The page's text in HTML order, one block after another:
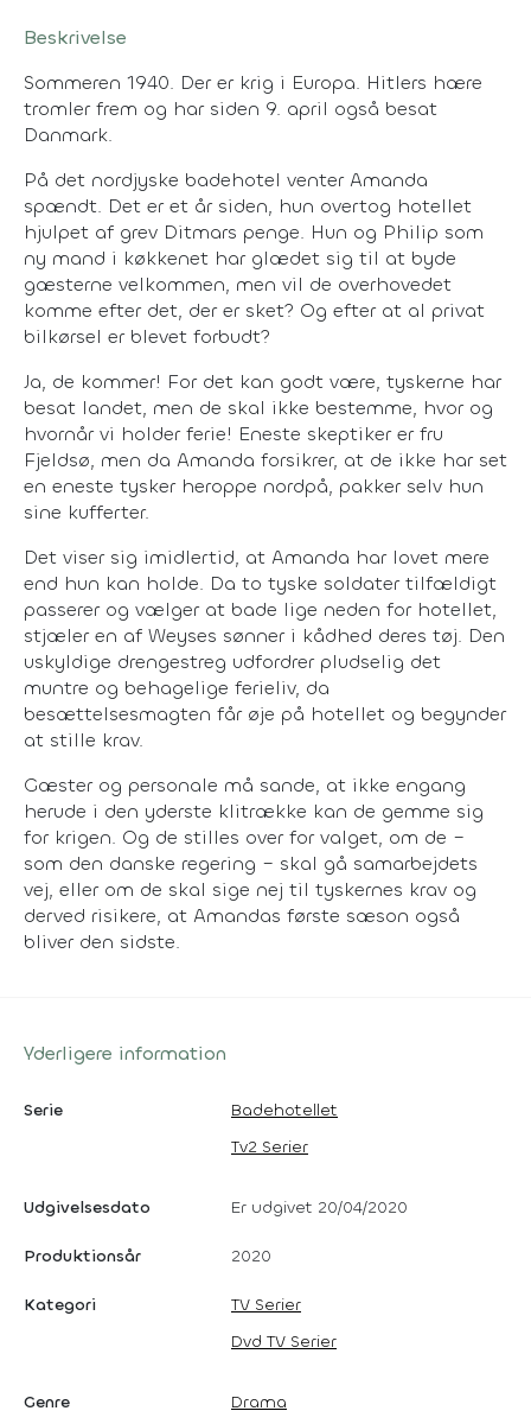
Beskrivelse
Sommeren 1940. Der er krig i Europa. Hitlers hære
tromler frem og har siden 9. april også besat
Danmark.
På det nordjyske badehotel venter Amanda
spændt. Det er et år siden, hun overtog hotellet
hjulpet af grev Ditmars penge. Hun og Philip som
ny mand i køkkenet har glædet sig til at byde
gæsterne velkommen, men vil de overhovedet
komme efter det, der er sket? Og efter at al privat
bilkørsel er blevet forbudt?
Ja, de kommer! For det kan godt være, tyskerne har
besat landet, men de skal ikke bestemme, hvor og
hvornår vi holder ferie! Eneste skeptiker er fru
Fjeldsø, men da Amanda forsikrer, at de ikke har set
en eneste tysker heroppe nordpå, pakker selv hun
sine kufferter.
Det viser sig imidlertid, at Amanda har lovet mere
end hun kan holde. Da to tyske soldater tilfældigt
passerer og vælger at bade lige neden for hotellet,
stjæler en af Weyses sønner i kådhed deres tøj. Den
uskyldige drengestreg udfordrer pludselig det
muntre og behagelige ferieliv, da
besættelsesmagten får øje på hotellet og begynder
at stille krav.
Gæster og personale må sande, at ikke engang
herude i den yderste klitrække kan de gemme sig
for krigen. Og de stilles over for valget, om de –
som den danske regering – skal gå samarbejdets
vej, eller om de skal sige nej til tyskernes krav og
derved risikere, at Amandas første sæson også
bliver den sidste.
Yderligere information
Serie
Badehotellet
Tv2 Serier
Udgivelsesdato Er udgivet 20/04/2020
Produktionsår 2020
Kategori
TV Serier
Dvd TV Serier
Genre
Drama